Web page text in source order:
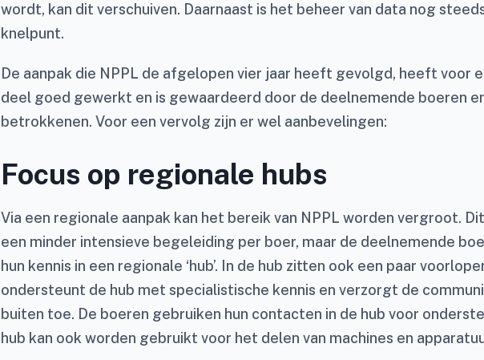
wordt, kan dit verschuiven. Daarnaast is het beheer van data nog
knelpunt.
De aanpak die NPPL de afgelopen vier jaar heeft gevolgd, heeft voor
deel goed gewerkt en is gewaardeerd door de deelnemende boeren
betrokkenen. Voor een vervolg zijn er wel aanbevelingen:
Focus op regionale hubs
Via een regionale aanpak kan het bereik van NPPL worden vergroot.
een minder intensieve begeleiding per boer, maar de deelnemende
hun kennis in een regionale ‘hub’. In de hub zitten ook een paar
ondersteunt de hub met specialistische kennis en verzorgt de
buiten toe. De boeren gebruiken hun contacten in de hub voor
hub kan ook worden gebruikt voor het delen van machines en